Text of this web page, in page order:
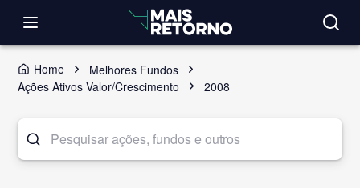
Home
Melhores Fundos
Ações Ativos Valor/Crescimento
2008